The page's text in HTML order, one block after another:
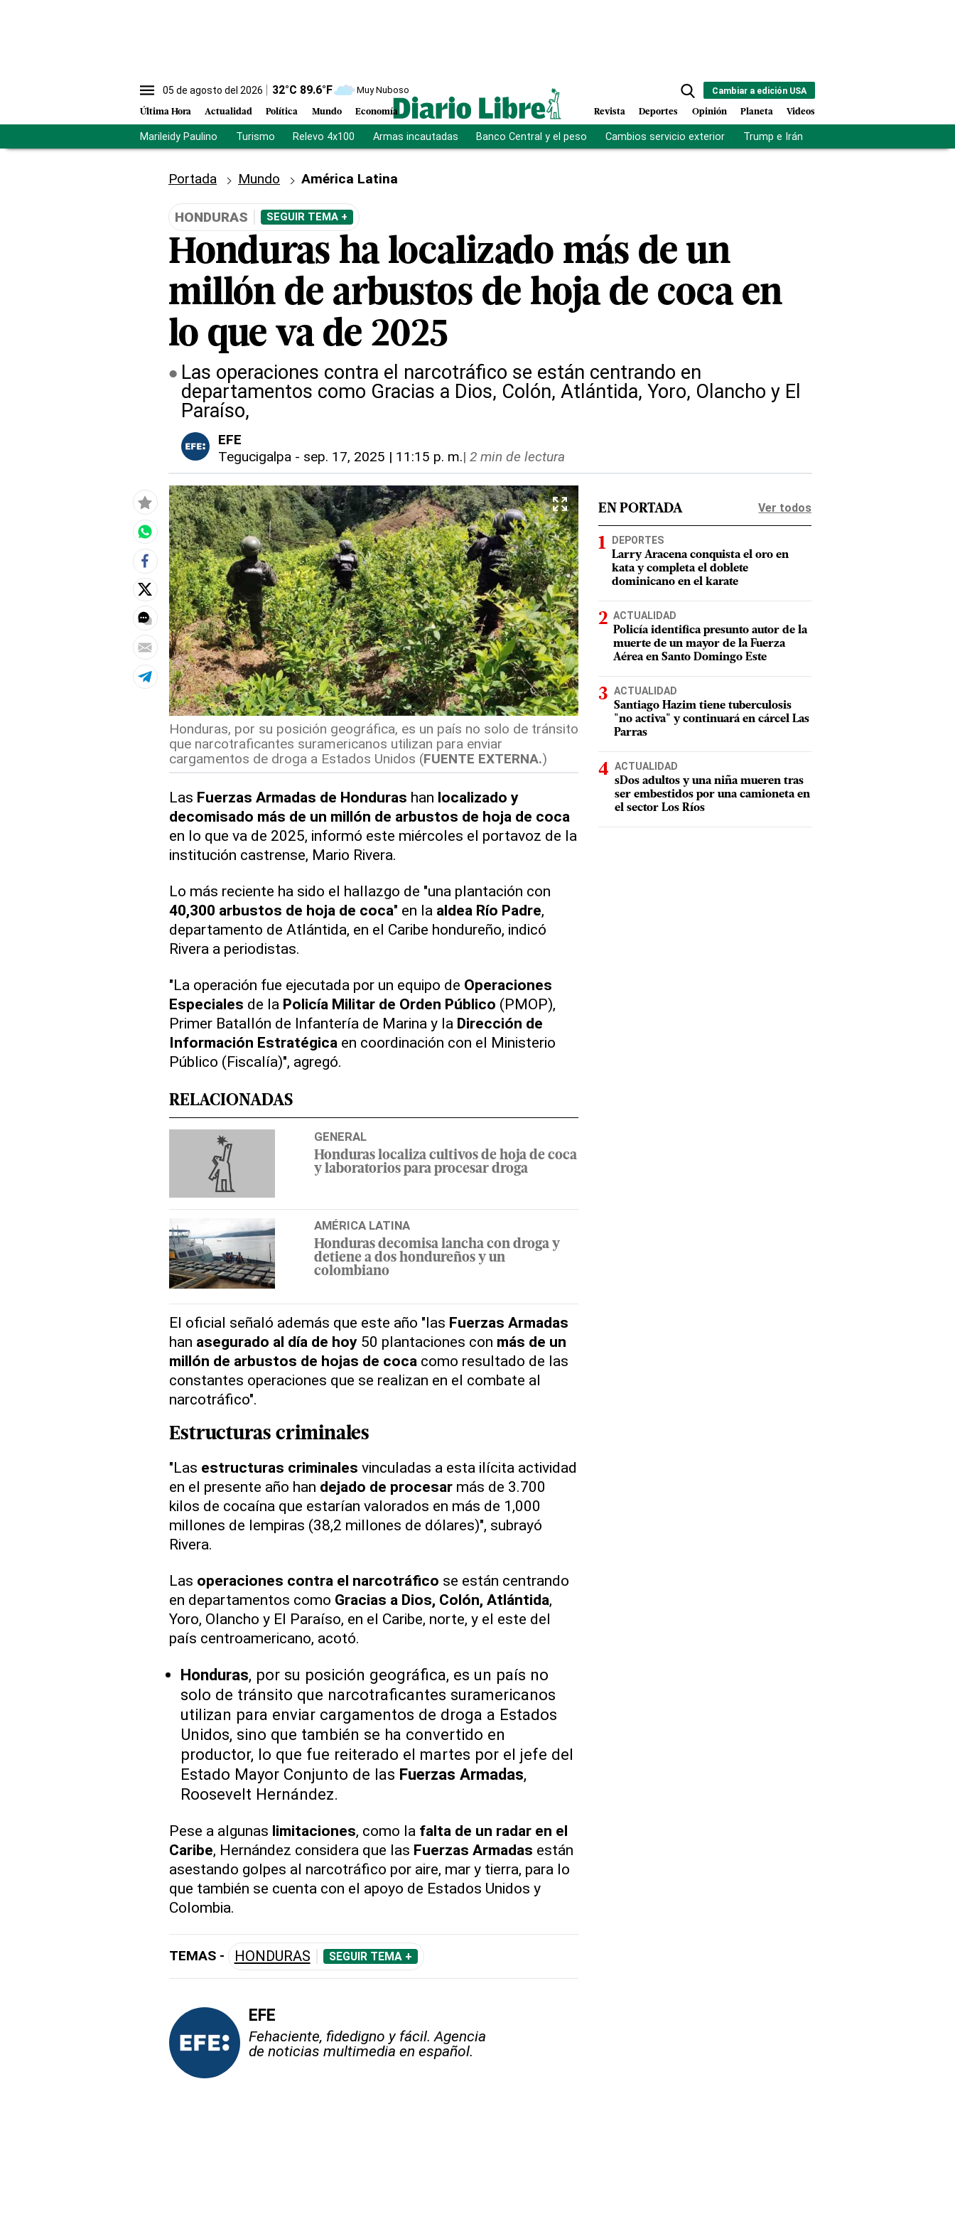
05 de agosto del 2026 32°C 89.6°F Muy Nuboso
Última Hora Actualidad Política Mundo Economía
Cambiar a edición USA
Revista Deportes Opinión Planeta Videos
Marileidy Paulino Turismo Relevo 4x100 Armas incautadas Banco Central y el peso Cambios servicio exterior Trump e Irán
Portada Mundo América Latina
HONDURAS SEGUIR TEMA +
Honduras ha localizado más de un
millón de arbustos de hoja de coca en
lo que va de 2025
Las operaciones contra el narcotráfico se están centrando en
departamentos como Gracias a Dios, Colón, Atlántida, Yoro, Olancho y El
Paraíso,
EFE
Tegucigalpa - sep. 17, 2025 | 11:15 p. m.| 2 min de lectura
Honduras, por su posición geográfica, es un país no solo de tránsito
que narcotraficantes suramericanos utilizan para enviar
cargamentos de droga a Estados Unidos (FUENTE EXTERNA.)
Las Fuerzas Armadas de Honduras han localizado y
decomisado más de un millón de arbustos de hoja de coca
en lo que va de 2025, informó este miércoles el portavoz de la
institución castrense, Mario Rivera.
Lo más reciente ha sido el hallazgo de "una plantación con
40,300 arbustos de hoja de coca" en la aldea Río Padre,
departamento de Atlántida, en el Caribe hondureño, indicó
Rivera a periodistas.
"La operación fue ejecutada por un equipo de Operaciones
Especiales de la Policía Militar de Orden Público (PMOP),
Primer Batallón de Infantería de Marina y la Dirección de
Información Estratégicaen coordinación con el Ministerio
Público (Fiscalía)", agregó.
RELACIONADAS
GENERAL
Honduras localiza cultivos de hoja de coca
y laboratorios para procesar droga
AMÉRICA LATINA
Honduras decomisa lancha con droga y
detiene a dos hondureños y un
colombiano
El oficial señaló además que este año "las Fuerzas Armadas
han asegurado al día de hoy50 plantaciones con más de un
millón de arbustos de hojas de coca como resultado de las
constantes operaciones que se realizan en el combate al
narcotráfico".
Estructuras criminales
"Las estructuras criminales vinculadas a esta ilícita actividad
en el presente año han dejado de procesarmás de 3.700
kilos de cocaína que estarían valorados en más de 1,000
millones de lempiras (38,2 millones de dólares)", subrayó
Rivera.
Las operaciones contra el narcotráfico se están centrando
en departamentos como Gracias a Dios, Colón, Atlántida,
Yoro, Olancho y El Paraíso, en el Caribe, norte, y el este del
país centroamericano, acotó.
Honduras, por su posición geográfica, es un país no
solo de tránsito que narcotraficantes suramericanos
utilizan para enviar cargamentos de droga a Estados
Unidos, sino que también se ha convertido en
productor, lo que fue reiterado el martes por el jefe del
Estado Mayor Conjunto de las Fuerzas Armadas,
Roosevelt Hernández.
Pese a algunas limitaciones, como la falta de un radar en el
Caribe, Hernández considera que las Fuerzas Armadas están
asestando golpes al narcotráfico por aire, mar y tierra, para lo
que también se cuenta con el apoyo de Estados Unidos y
Colombia.
TEMAS - HONDURAS SEGUIR TEMA +
EFE
Fehaciente, fidedigno y fácil. Agencia
de noticias multimedia en español.
EN PORTADA Ver todos
DEPORTES
Larry Aracena conquista el oro en
kata y completa el doblete
dominicano en el karate
ACTUALIDAD
Policía identifica presunto autor de la
muerte de un mayor de la Fuerza
Aérea en Santo Domingo Este
ACTUALIDAD
Santiago Hazim tiene tuberculosis
"no activa" y continuará en cárcel Las
Parras
ACTUALIDAD
sDos adultos y una niña mueren tras
ser embestidos por una camioneta en
el sector Los Ríos